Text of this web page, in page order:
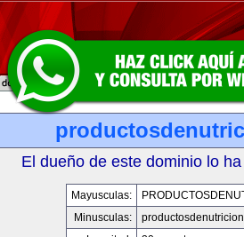
El dueño de este dominio lo
Mayusculas:
Minusculas: